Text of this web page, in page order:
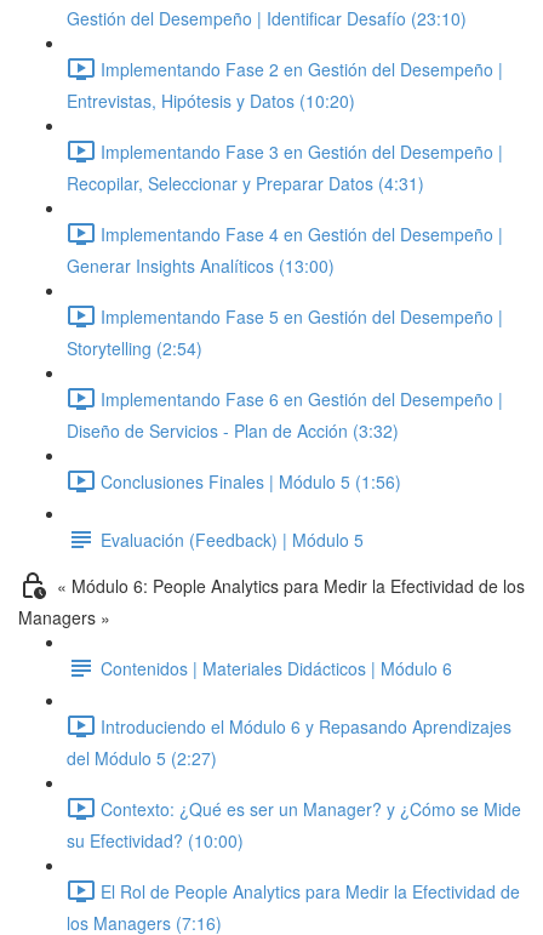
Gestión del Desempeño | Identificar Desafío (23:10)
Implementando Fase 2 en Gestión del Desempeño |
Entrevistas, Hipótesis y Datos (10:20)
Implementando Fase 3 en Gestión del Desempeño |
Recopilar, Seleccionar y Preparar Datos (4:31)
Implementando Fase 4 en Gestión del Desempeño |
Generar Insights Analíticos (13:00)
Implementando Fase 5 en Gestión del Desempeño |
Storytelling (2:54)
Implementando Fase 6 en Gestión del Desempeño |
Diseño de Servicios - Plan de Acción (3:32)
Conclusiones Finales | Módulo 5 (1:56)
Evaluación (Feedback) | Módulo 5
« Módulo 6: People Analytics para Medir la Efectividad de los
Managers »
Contenidos | Materiales Didácticos | Módulo 6
Introduciendo el Módulo 6 y Repasando Aprendizajes
del Módulo 5 (2:27)
Contexto: ¿Qué es ser un Manager? y ¿Cómo se Mide
su Efectividad? (10:00)
El Rol de People Analytics para Medir la Efectividad de
los Managers (7:16)